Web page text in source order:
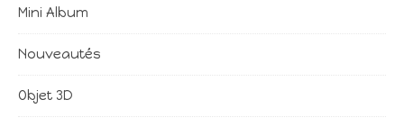
Mini Album
Nouveautés
Objet 3D